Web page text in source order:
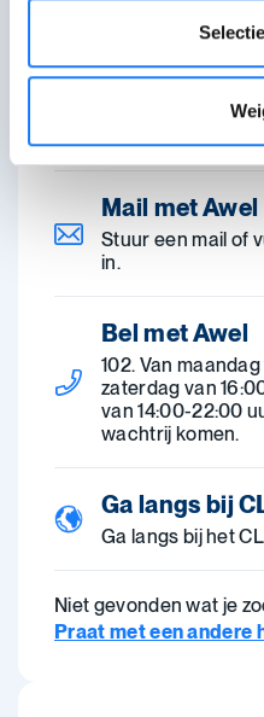
Chat met
18:00-22:00 uur.
Mail met Awel
Stuur een mail of
in.
Bel met Awel
102. Van
zaterdag van
van 14:00-22:00
wachtrij komen.
Ga langs bij
Ga langs bij het
Niet gevonden wat je
Praat met een andere